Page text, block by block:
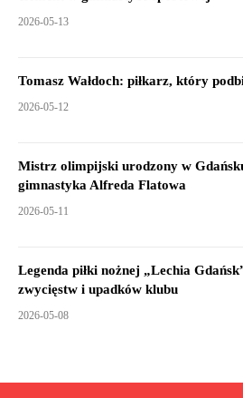
2026-05-13
Tomasz Wałdoch: piłkarz, który
2026-05-12
Mistrz olimpijski urodzony w
gimnastyka Alfreda Flatowa
2026-05-11
Legenda piłki nożnej „Lechia
zwycięstw i upadków klubu
2026-05-08